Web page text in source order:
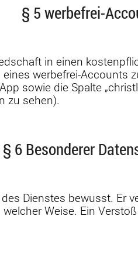
§ 5 werbefrei-
in einen
werbefrei-
sowie die Spalte
zu sehen).
§ 6 Besonderer
Dienstes bewusst. Er
Weise. Ein